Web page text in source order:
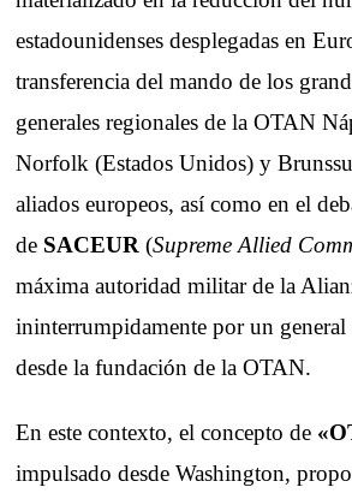
estadounidenses desplegadas en
transferencia del mando de los
generales regionales de la OTAN
Norfolk (Estados Unidos) y
aliados europeos, así como en el
de SACEUR (Supreme Allied
máxima autoridad militar de la
ininterrumpidamente por un general
desde la fundación de la OTAN.
En este contexto, el concepto de
impulsado desde Washington,